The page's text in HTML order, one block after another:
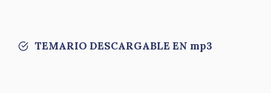
TEMARIO DESCARGABLE EN mp3